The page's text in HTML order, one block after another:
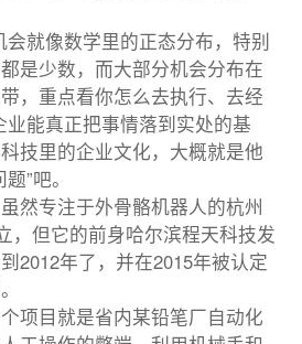
会就像数学里的正态分布，特别
是少数，而大部分机会分布在
，重点看你怎么去执行、去经
业能真正把事情落到实处的基
技里的企业文化，大概就是他
”吧。
然专注于外骨骼机器人的杭州
，但它的前身哈尔滨程天科技发
2012年了，并在2015年被认定
项目就是省内某铅笔厂自动化